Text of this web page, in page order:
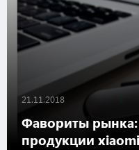
21.11.2018
Фавориты рынка:
продукции